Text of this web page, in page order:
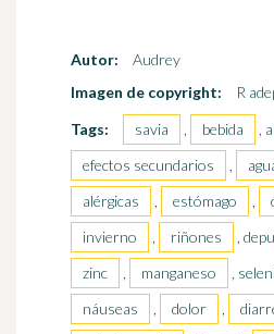
Autor:
Audrey
Imagen de copyright:
R
Tags:
savia , bebida
,
efectos secundarios
,
alérgicas
, estómago ,
invierno
, riñones ,
zinc
, manganeso ,
náuseas
, dolor ,